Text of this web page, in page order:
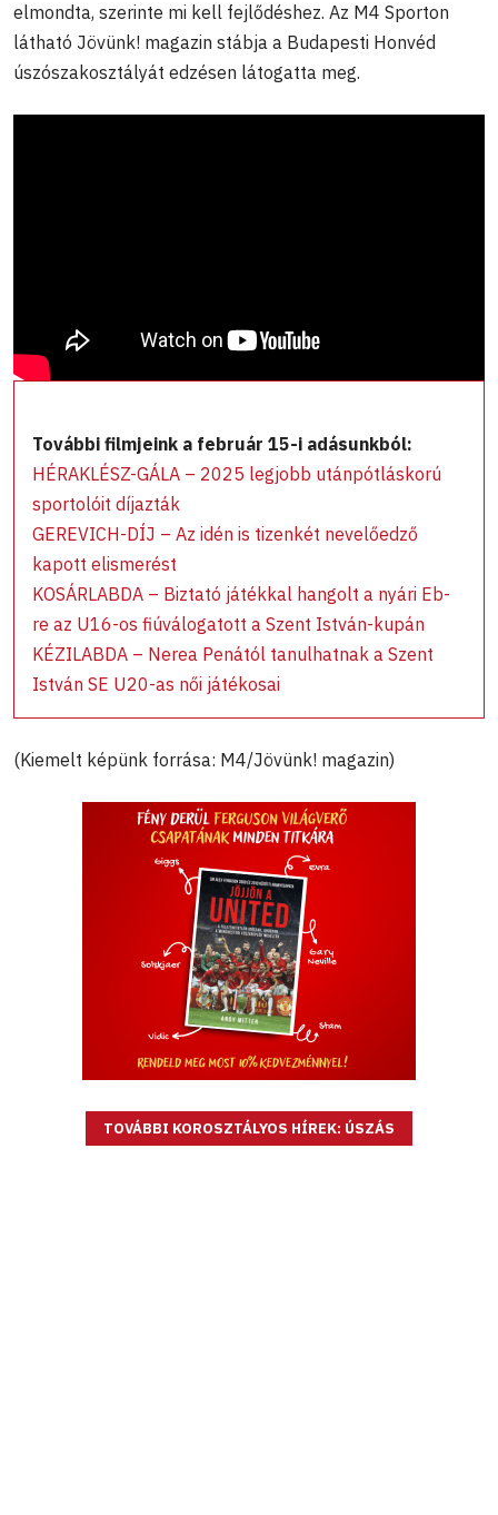
elmondta, szerinte mi kell fejlődéshez. Az M4 Sporton
látható Jövünk! magazin stábja a Budapesti Honvéd
úszószakosztályát edzésen látogatta meg.
További filmjeink a február 15-i adásunkból:
HÉRAKLÉSZ-GÁLA – 2025 legjobb utánpótláskorú
sportolóit díjazták
GEREVICH-DÍJ – Az idén is tizenkét nevelőedző
kapott elismerést
KOSÁRLABDA – Biztató játékkal hangolt a nyári Eb-
re az U16-os fiúválogatott a Szent István-kupán
KÉZILABDA – Nerea Penától tanulhatnak a Szent
István SE U20-as női játékosai
(Kiemelt képünk forrása: M4/Jövünk! magazin)
TOVÁBBI KOROSZTÁLYOS HÍREK: ÚSZÁS